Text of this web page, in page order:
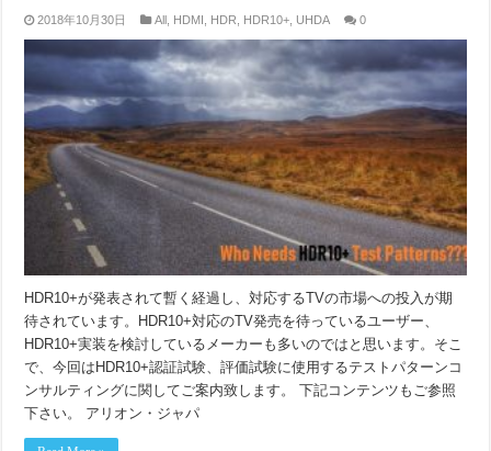
2018年10月30日 All HDMI HDR HDR10+ UHDA 0
HDR10+が発表されて暫く経過し、対応するTVの市場への投入が期
待されています。HDR10+対応のTV発売を待っているユーザー、
HDR10+実装を検討しているメーカーも多いのではと思います。そこ
で、今回はHDR10+認証試験、評価試験に使用するテストパターンコ
ンサルティングに関してご案内致します。 下記コンテンツもご参照
下さい。 アリオン・ジャパ